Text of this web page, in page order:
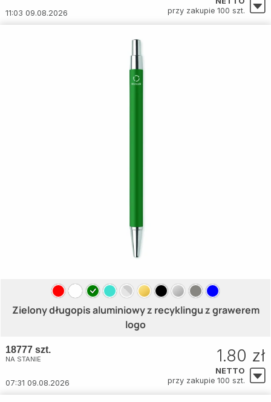
11:03 09.08.2026
przy zakupie 100 szt.
Zielony długopis aluminiowy z recyklingu z grawerem
logo
18777 szt.
NA STANIE
07:31 09.08.2026
1.80 zł
NETTO
przy zakupie 100 szt.